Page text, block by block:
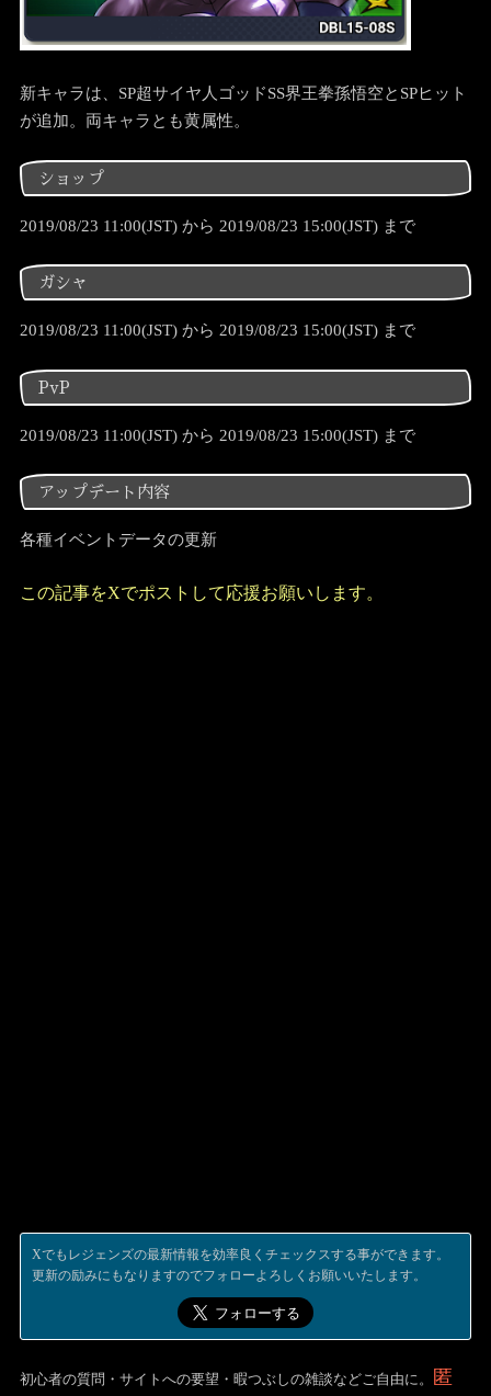
新キャラは、SP超サイヤ人ゴッドSS界王拳孫悟空とSPヒット
が追加。両キャラとも黄属性。
ショップ
2019/08/23 11:00(JST) から 2019/08/23 15:00(JST) まで
ガシャ
2019/08/23 11:00(JST) から 2019/08/23 15:00(JST) まで
PvP
2019/08/23 11:00(JST) から 2019/08/23 15:00(JST) まで
アップデート内容
各種イベントデータの更新
この記事をXでポストして応援お願いします。
Xでもレジェンズの最新情報を効率良くチェックスする事ができます。
更新の励みにもなりますのでフォローよろしくお願いいたします。
初心者の質問・サイトへの要望・暇つぶしの雑談などご自由に。
匿